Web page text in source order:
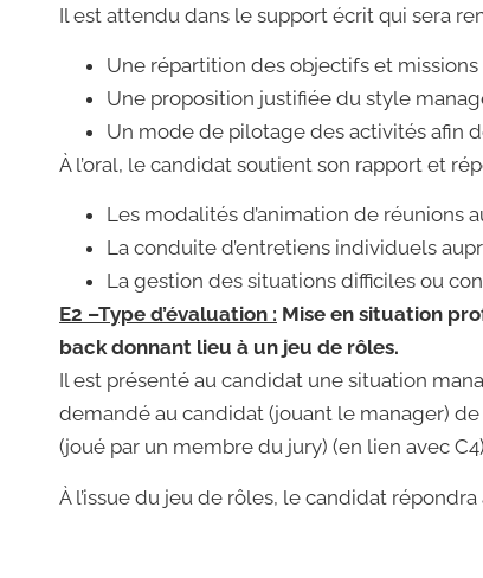
Il est attendu dans le support écrit qui sera
Une répartition des objectifs et missions
Une proposition justifiée du style
Un mode de pilotage des activités afin
À l’oral, le candidat soutient son rapport et
Les modalités d’animation de réunions
La conduite d’entretiens individuels
La gestion des situations difficiles ou
E2 –Type d’évaluation : Mise en situation
back donnant lieu à un jeu de rôles.
Il est présenté au candidat une situation
demandé au candidat (jouant le manager)
(joué par un membre du jury) (en lien avec
À l’issue du jeu de rôles, le candidat